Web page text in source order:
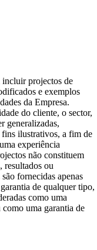
incluir projectos de
e exemplos
da Empresa.
do cliente, o sector,
generalizadas,
fins ilustrativos, a fim de
experiência
não constituem
resultados ou
fornecidas apenas
de qualquer tipo,
como uma
uma garantia de